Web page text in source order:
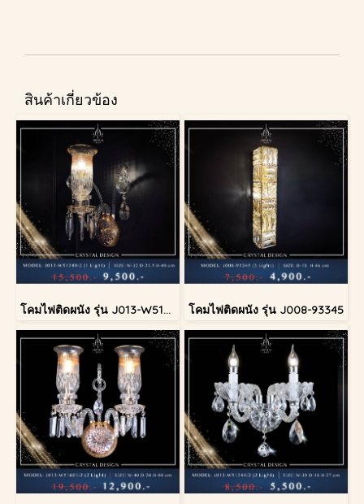
สินค้าเกี่ยวข้อง
โคมไฟติดผนัง รุ่น J013-W51349/2 โคมไฟติดผนัง รุ่น J008-93345